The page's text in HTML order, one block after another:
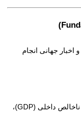
جهانی انجام
نرخ بهره، تولید ناخالص داخلی (GDP)،